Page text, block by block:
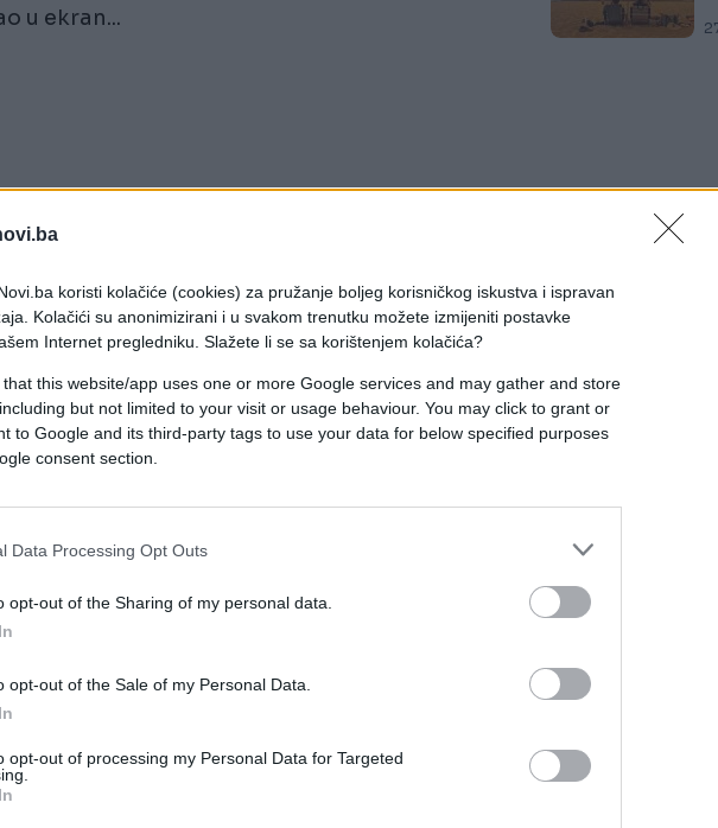
koristi kolačiće (cookies) za pružanje boljeg korisničkog iskustva i ispravan
Kolačići su anonimizirani i u svakom trenutku možete izmijeniti postavke
Internet pregledniku. Slažete li se sa korištenjem kolačića?
that this website/app uses one or more Google services and may gather and store
but not limited to your visit or usage behaviour. You may click to grant or
to Google and its third-party tags to use your data for below specified purposes
consent section.
Data Processing Opt Outs
opt-out of the Sharing of my personal data.
opt-out of the Sale of my Personal Data.
opt-out of processing my Personal Data for Targeted
u ekran...
ZAŠTO JE ZORAN
na 40 minuta, Jelenu ubio za 10?
1
2